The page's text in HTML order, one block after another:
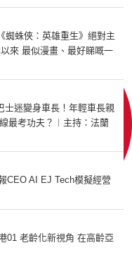
蜘蛛俠：英雄重生》絕對主
來 最似漫畫、最好睇嘅一
士迷變身車長！年輕車長親
最考功夫？︱主持：法蘭
CEO AI EJ Tech模擬經營
01 老齡化新視角 在高齡亞